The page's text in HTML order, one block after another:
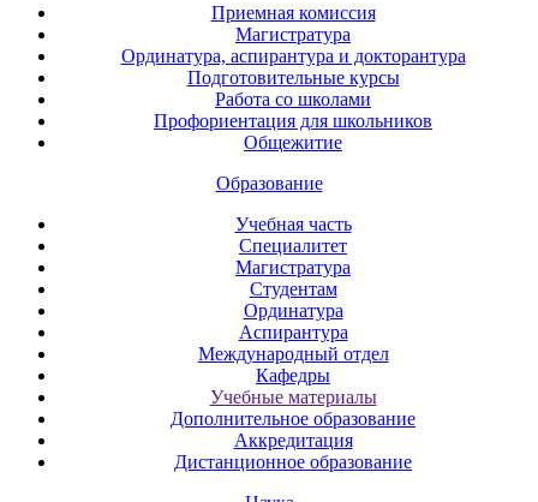
Приемная комиссия
Магистратура
Ординатура, аспирантура и докторантура
Подготовительные курсы
Работа со школами
Профориентация для школьников
Общежитие
Образование
Учебная часть
Специалитет
Магистратура
Студентам
Ординатура
Аспирантура
Международный отдел
Кафедры
Учебные материалы
Дополнительное образование
Аккредитация
Дистанционное образование